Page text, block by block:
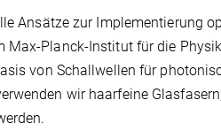
Ansätze zur Implementierung
Max-Planck-Institut für die
von Schallwellen für
wir haarfeine